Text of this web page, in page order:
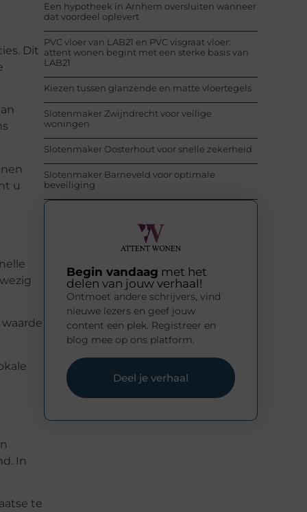
Dit
u
In
te
Een hypotheek in Arnhem oversluiten wanneer
dat voordeel oplevert
PVC vloer van LAB21 en PVC visgraat vloer:
attent wonen begint met een sterke basis van
LAB21
Kiezen tussen glanzende en matte vloertegels
Slotenmaker Zwijndrecht voor veilige
woningen
Slotenmaker Oosterhout voor snelle zekerheid
Slotenmaker Barneveld voor optimale
beveiliging
Begin vandaag met het
delen van jouw verhaal!
Ontmoet andere schrijvers, vind
nieuwe lezers en geef jouw
content een plek. Registreer en
blog mee op ons platform.
Deel je verhaal